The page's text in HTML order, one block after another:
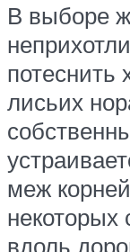
В выборе
потеснить
лисьих
меж
некоторых
вдоль